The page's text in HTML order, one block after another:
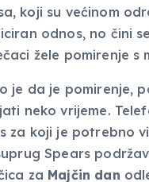
koji su većinom
odnos, no čini
žele pomirenje
je da je pomirenje,
neko vrijeme.
za koji je potrebno
Spears
za Majčin dan